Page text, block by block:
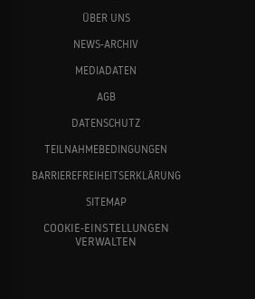
ÜBER UNS
NEWS-ARCHIV
MEDIADATEN
AGB
DATENSCHUTZ
TEILNAHMEBEDINGUNGEN
BARRIEREFREIHEITSERKLÄRUNG
SITEMAP
COOKIE-EINSTELLUNGEN
VERWALTEN